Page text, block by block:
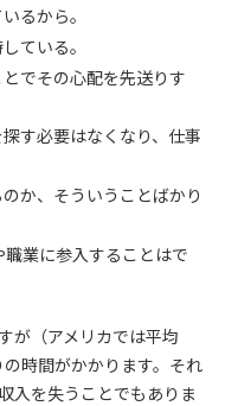
るから。
ている。
でその心配を先送りす
す必要はなくなり、仕事
か、そういうことばかり
業に参入することはで
が（アメリカでは平均
時間がかかります。それ
入を失うことでもありま